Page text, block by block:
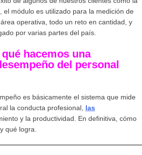
el módulo es utilizado para la medición de
operativa, todo un reto en cantidad, y
por varias partes del país.
hacemos una
del personal
es básicamente el sistema que mide
la conducta profesional, las
y la productividad. En definitiva, cómo
qué logra.